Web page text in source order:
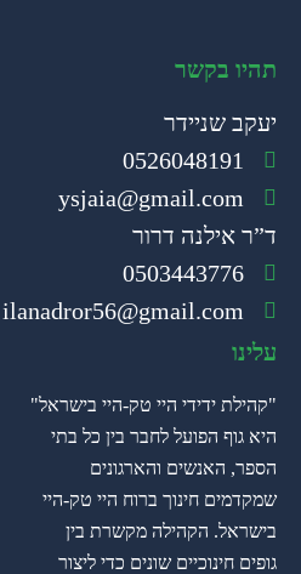
תהיו בקשר
יעקב שניידר
0526048191
ysjaia@gmail.com
ד”ר אילנה דרור
0503443776
ilanadror56@gmail.com
עלינו
"קהילת ידידי היי טק-היי בישראל"
היא גוף הפועל לחבר בין כל בתי
הספר, האנשים והארגונים
שמקדמים חינוך ברוח היי טק-היי
בישראל. הקהילה מקשרת בין
גופים חינוכיים שונים כדי ליצור